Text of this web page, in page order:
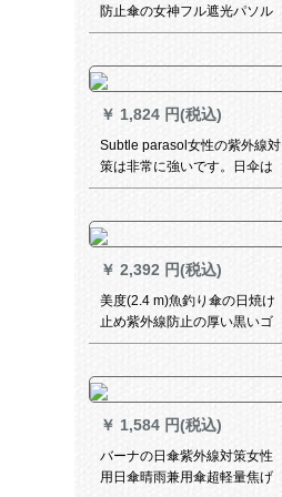
防止傘の女神フル遮光パソル
小清新三折パソル折りたたみ
寒梅）
￥ 1,824 円(税込)
Subtle parasol女性の紫外線対
策は非常に強いです。日伞は
超軽いです。晴雨兼用傘を三
た傘TURE RETNDレット。
￥ 2,392 円(税込)
美度(2.4 m)魚釣り傘の日焼け
止め紫外線防止の厚い黒いゴ
ムの屋外日傘は二重防風を強
305空色をした。
￥ 1,584 円(税込)
バーナの日傘紫外線対策女性
用日傘晴雨兼用傘超軽量焦げ